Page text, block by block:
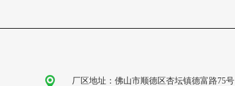
厂区地址：佛山市顺德区杏坛镇德富路75号